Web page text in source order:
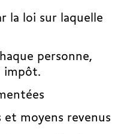
la loi sur laquelle
personne,
impôt.
et moyens revenus